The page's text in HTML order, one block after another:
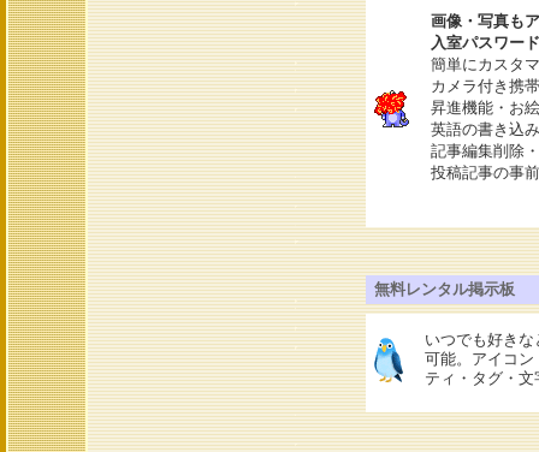
画像・写真も
入室パスワー
簡単にカスタ
カメラ付き携
昇進機能・お
英語の書き込
記事編集削除
投稿記事の事
無料レンタル掲示板
いつでも好き
可能。アイコ
ティ・タグ・